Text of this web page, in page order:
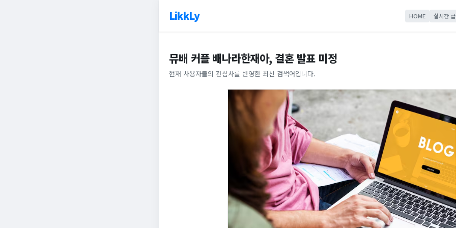
LikkLy HOME 실시간
뮤배 커플 배나라한재아, 결혼 발표 미정
현재 사용자들의 관심사를 반영한 최신 검색어입니다.